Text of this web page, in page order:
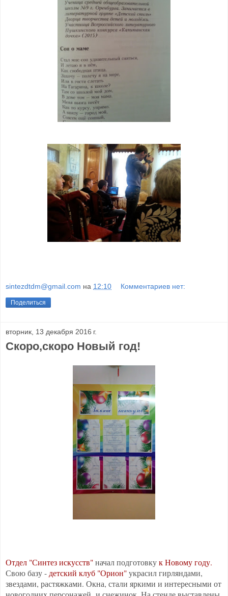
sintezdtdm@gmail.com на 12:10 Комментариев нет:
Поделиться
вторник, 13 декабря 2016 г.
Скоро,скоро Новый год!
Отдел "Синтез искусств"начал подготовкук Новому году.
Свою базу -детский клуб "Орион"украсил гирляндами,
звездами, растяжками. Окна, стали яркими и интересными от